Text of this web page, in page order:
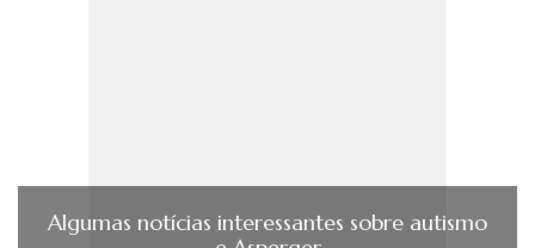
Algumas notícias interessantes sobre autismo